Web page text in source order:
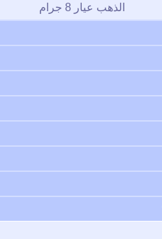
الذهب عيار 8 جرام